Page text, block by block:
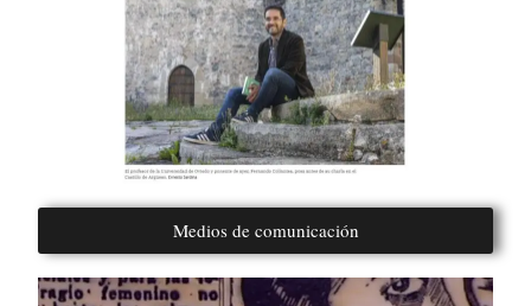
Medios de comunicación